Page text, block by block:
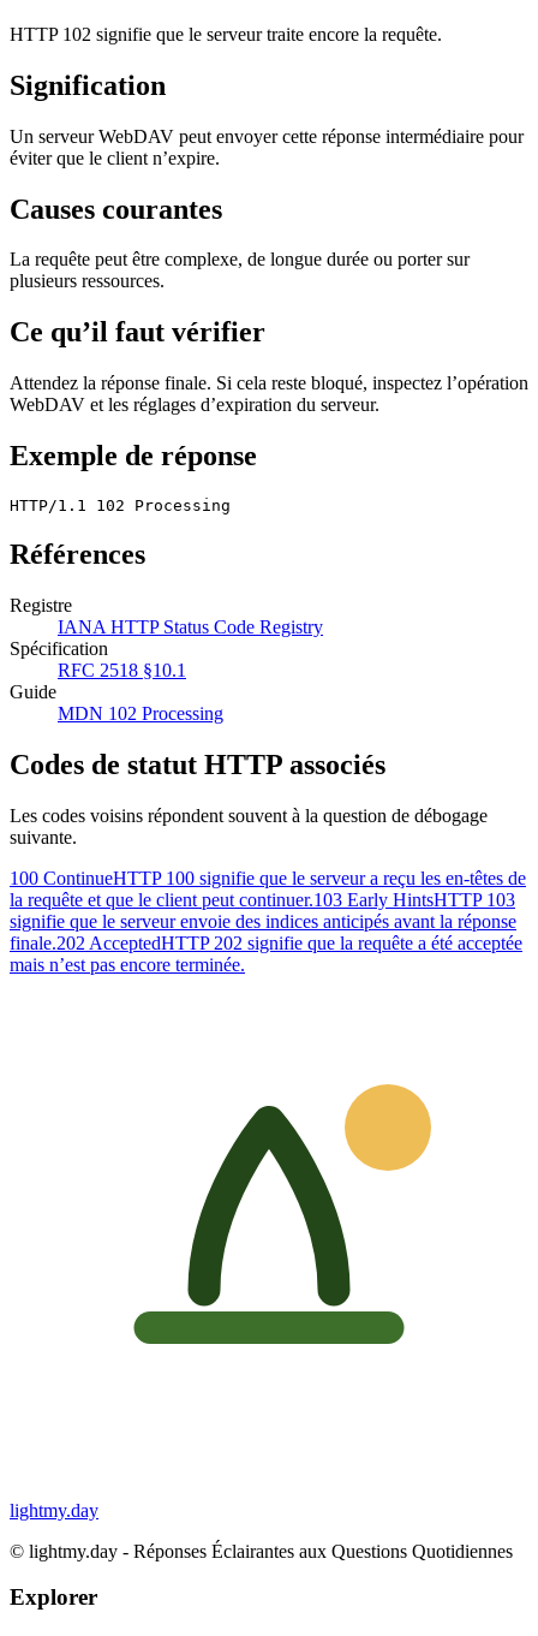
HTTP 102 signifie que le serveur traite encore la requête.
Signification
Un serveur WebDAV peut envoyer cette réponse intermédiaire pour
éviter que le client n’expire.
Causes courantes
La requête peut être complexe, de longue durée ou porter sur
plusieurs ressources.
Ce qu’il faut vérifier
Attendez la réponse finale. Si cela reste bloqué, inspectez l’opération
WebDAV et les réglages d’expiration du serveur.
Exemple de réponse
HTTP/1.1 102 Processing
Références
Registre
IANA HTTP Status Code Registry
Spécification
RFC 2518 §10.1
Guide
MDN 102 Processing
Codes de statut HTTP associés
Les codes voisins répondent souvent à la question de débogage
suivante.
100 ContinueHTTP 100 signifie que le serveur a reçu les en-têtes de
la requête et que le client peut continuer.103 Early HintsHTTP 103
signifie que le serveur envoie des indices anticipés avant la réponse
finale.202 AcceptedHTTP 202 signifie que la requête a été acceptée
mais n’est pas encore terminée.
lightmy.day
© lightmy.day - Réponses Éclairantes aux Questions Quotidiennes
Explorer